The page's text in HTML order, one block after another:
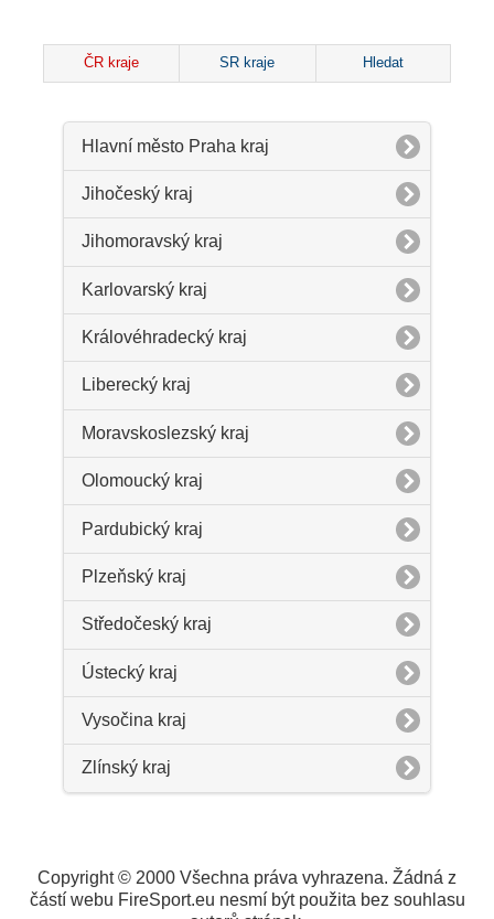
ČR kraje SR kraje Hledat
Hlavní město Praha kraj
Jihočeský kraj
Jihomoravský kraj
Karlovarský kraj
Královéhradecký kraj
Liberecký kraj
Moravskoslezský kraj
Olomoucký kraj
Pardubický kraj
Plzeňský kraj
Středočeský kraj
Ústecký kraj
Vysočina kraj
Zlínský kraj
Copyright © 2000 Všechna práva vyhrazena. Žádná z
částí webu FireSport.eu nesmí být použita bez souhlasu